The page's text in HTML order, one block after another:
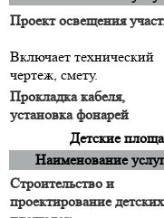
Проект освещения
Включает технический
чертеж, смету.
Прокладка кабеля,
установка фонарей
Детские
Наименование
Строительство и
проектирование детских